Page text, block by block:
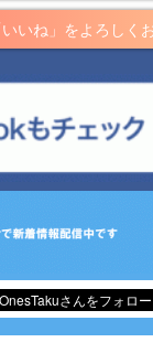
いね」をよろしく